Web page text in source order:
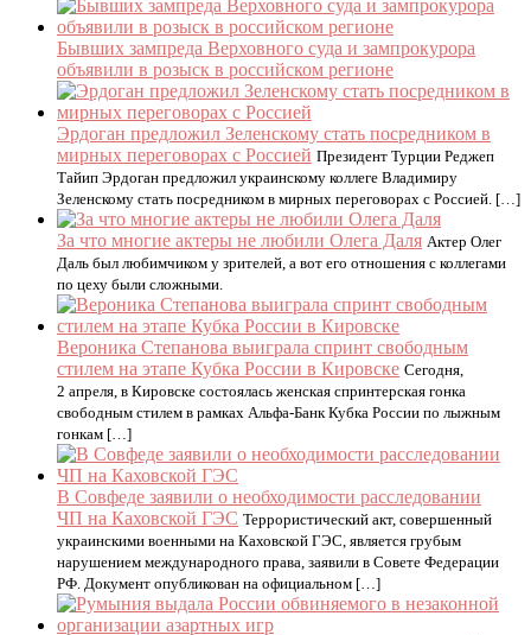
Бывших зампреда Верховного суда и зампрокурора
объявили в розыск в российском регионе
Эрдоган предложил Зеленскому стать посредником в
мирных переговорах с Россией Президент Турции Реджеп
Тайип Эрдоган предложил украинскому коллеге Владимиру
Зеленскому стать посредником в мирных переговорах с Россией. […]
За что многие актеры не любили Олега Даля Актер Олег
Даль был любимчиком у зрителей, а вот его отношения с коллегами
по цеху были сложными.
Вероника Степанова выиграла спринт свободным
стилем на этапе Кубка России в Кировске Сегодня,
2 апреля, в Кировске состоялась женская спринтерская гонка
свободным стилем в рамках Альфа-Банк Кубка России по лыжным
гонкам […]
В Совфеде заявили о необходимости расследовании
ЧП на Каховской ГЭС Террористический акт, совершенный
украинскими военными на Каховской ГЭС, является грубым
нарушением международного права, заявили в Совете Федерации
РФ. Документ опубликован на официальном […]